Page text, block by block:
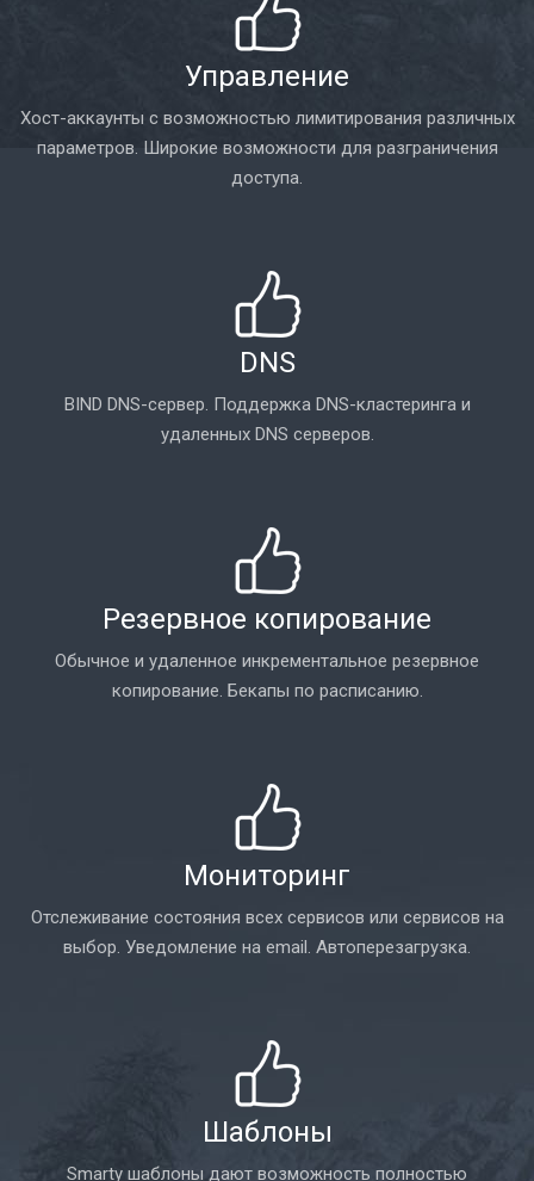
Управление
Хост-аккаунты с возможностью лимитирования различных
параметров. Широкие возможности для разграничения
доступа.
DNS
BIND DNS-сервер. Поддержка DNS-кластеринга и
удаленных DNS серверов.
Резервное копирование
Обычное и удаленное инкрементальное резервное
копирование. Бекапы по расписанию.
Мониторинг
Отслеживание состояния всех сервисов или сервисов на
выбор. Уведомление на email. Автоперезагрузка.
Шаблоны
Smarty шаблоны дают возможность полностью